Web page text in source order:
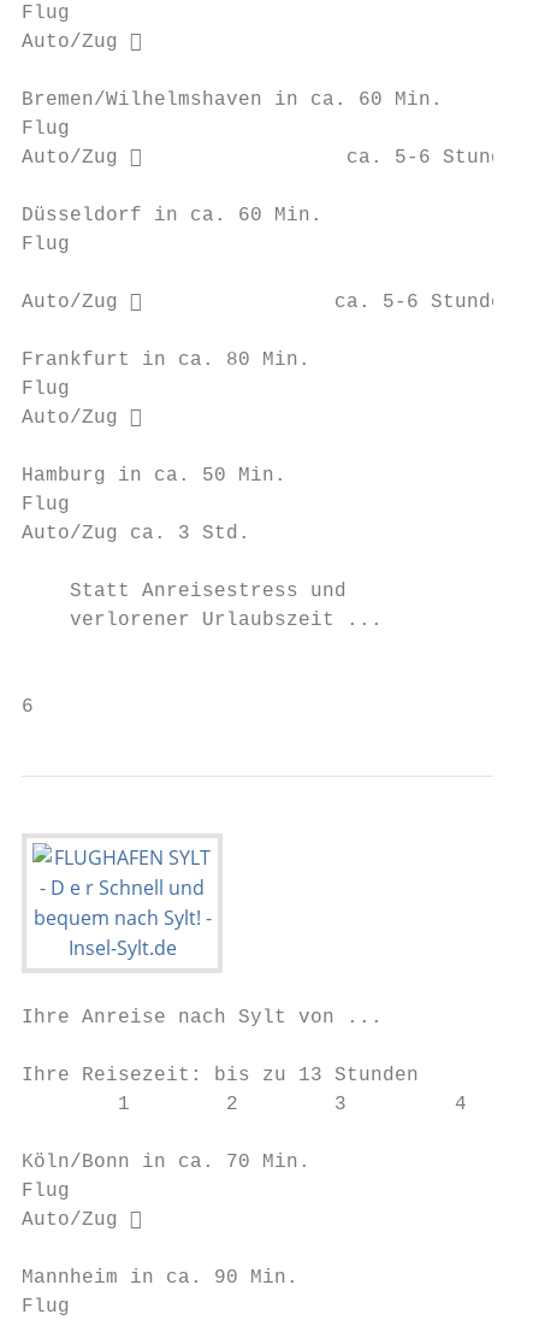
Flug
Auto/Zug 
Bremen/Wilhelmshaven in ca. 60 Min.
Flug
Auto/Zug                  ca. 5-6 Stunden
Düsseldorf in ca. 60 Min.
Flug
Auto/Zug                 ca. 5-6 Stunden
Frankfurt in ca. 80 Min.
Flug
Auto/Zug                               ca.
Hamburg in ca. 50 Min.
Flug
Auto/Zug ca. 3 Std.
    Statt Anreisestress und
    verlorener Urlaubszeit ...
6
Ihre Anreise nach Sylt von ...
Ihre Reisezeit: bis zu 13 Stunden
1        2        3         4   5
Köln/Bonn in ca. 70 Min.
Flug
Auto/Zug                               ca.
Mannheim in ca. 90 Min.
Flug